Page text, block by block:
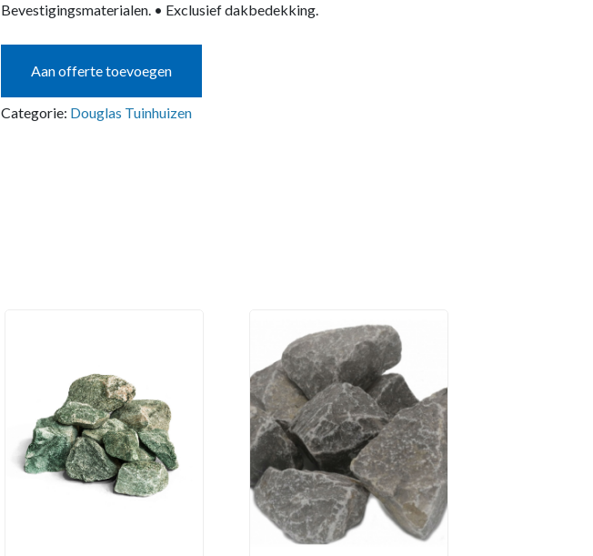
Bevestigingsmaterialen. • Exclusief dakbedekking.
Aan offerte toevoegen
Categorie: Douglas Tuinhuizen